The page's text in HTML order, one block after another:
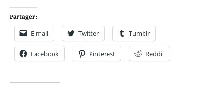
Partager :
E-mail Twitter Tumblr
Facebook Pinterest Reddit